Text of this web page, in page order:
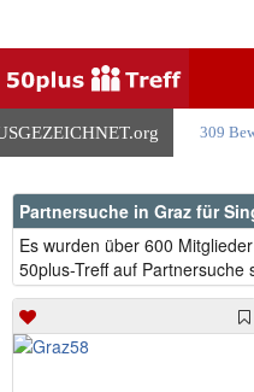
.org 309
Partnersuche in Graz für
Es wurden über 600
50plus-Treff auf Partnersuche